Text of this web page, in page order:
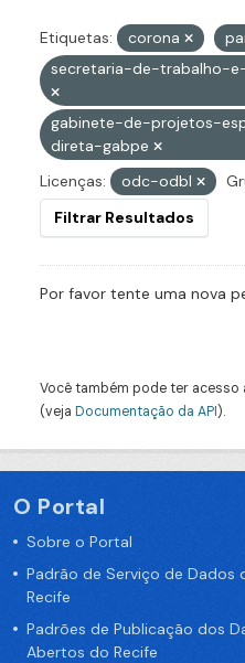
Etiquetas: corona
secretaria-de-trabalho-
gabinete-de-projetos-
direta-gabpe
Licenças:
odc-odbl
Filtrar Resultados
Por favor tente uma nova
Você também pode ter
(veja Documentação da API).
O Portal
Sobre o Portal
Padrão de Serviço de Dados
Recife
Padrões de Publicação dos
Abertos do Recife